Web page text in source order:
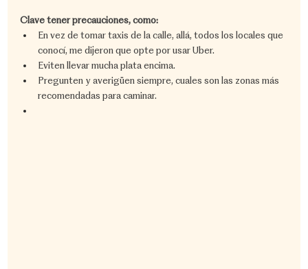
Clave tener precauciones, como:
En vez de tomar taxis de la calle, allá, todos los locales que
conocí, me dijeron que opte por usar Uber.
Eviten llevar mucha plata encima.
Pregunten y averigüen siempre, cuales son las zonas más
recomendadas para caminar.